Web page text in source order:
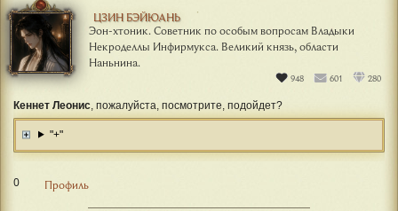
ЦЗИН БЭЙЮАНЬ
Эон-хтоник. Советник по особым вопросам Владыки
Некроделлы Инфирмукса. Великий князь, области
Наньнина.
948 601 280
Кеннет Леонис, пожалуйста, посмотрите, подойдет?
"+"
0 Профиль